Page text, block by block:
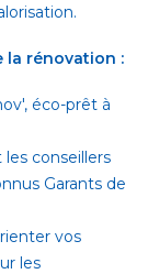
la rénovation :
éco-prêt à
conseillers
Garants de
vos
les